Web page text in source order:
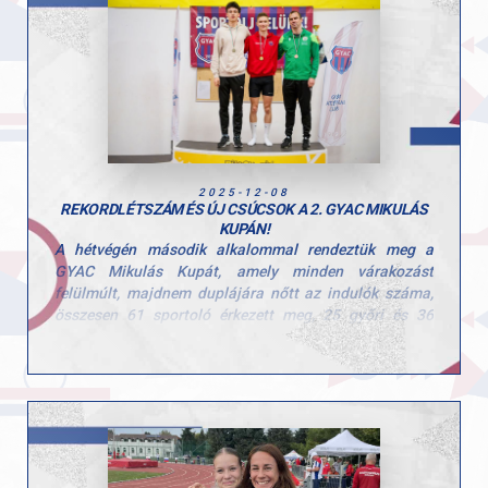
2025-12-08
REKORDLÉTSZÁM ÉS ÚJ CSÚCSOK A 2. GYAC MIKULÁS
KUPÁN!
A hétvégén második alkalommal rendeztük meg a
GYAC Mikulás Kupát, amely minden várakozást
felülmúlt, majdnem duplájára nőtt az indulók száma,
összesen 61 sportoló érkezett meg, 25 győri és 36
A legfiatalabb és a legidősebb korú versenyző között 23
sikerült megszólítani a versenyünkkel. Összesen 31
versenyző ért el új egyéni csúcsot, a férfiaknál pedig új
versenycsúcs született Böndör Márton GYAC-os
versenyző révén, aki 541 cm-el győzedelmeskedett.